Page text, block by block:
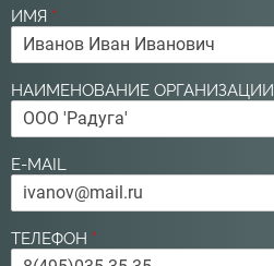
ИМЯ *
НАИМЕНОВАНИЕ ОРГАНИЗАЦИИ
E-MAIL
ТЕЛЕФОН *